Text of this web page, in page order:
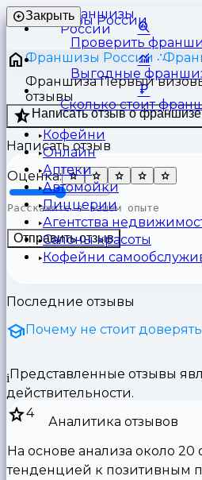
Франшизы
России
Закрыть
Проверить
Выгодные
Сколько стоит
Кофейни
Онлайн
Аптеки
Автомойки
Пиццерии
Агентства
Салоны красоты
Кофейни
Франшизы России
Франшиза Первый
отзывы
Написать отзыв о франшизе
Написать отзыв
Оценка:
Отправить отзыв
Последние отзывы
Почему не стоит
Представленные отзывы
действительности.
4
Аналитика отзывов
На основе анализа около
тенденцией к позитивным